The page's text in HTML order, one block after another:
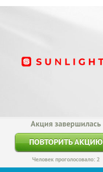
Акция завершилась
ПОВТОРИТЬ АКЦИЮ
Человек проголосовало: 2